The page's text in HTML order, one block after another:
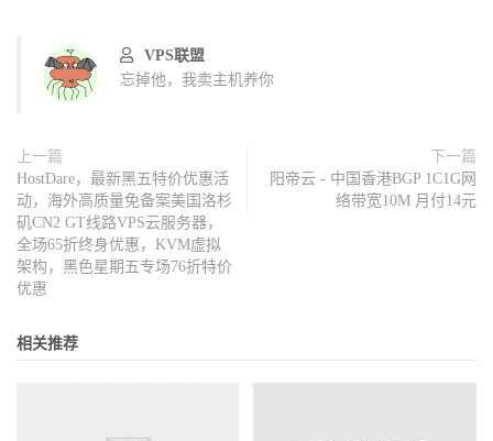
VPS联盟
忘掉他，我卖主机养你
上一篇
HostDare，最新黑五特价优惠活
动，海外高质量免备案美国洛杉
矶CN2 GT线路VPS云服务器，
全场65折终身优惠，KVM虚拟
架构，黑色星期五专场76折特价
优惠
下一篇
阳帝云 - 中国香港BGP 1C1G网
络带宽10M 月付14元
相关推荐